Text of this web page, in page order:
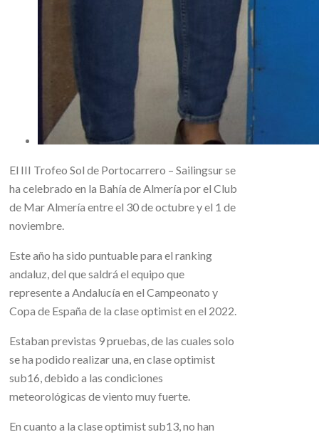
El III Trofeo Sol de Portocarrero – Sailingsur se
ha celebrado en la Bahía de Almería por el Club
de Mar Almería entre el 30 de octubre y el 1 de
noviembre.
Este año ha sido puntuable para el ranking
andaluz, del que saldrá el equipo que
represente a Andalucía en el Campeonato y
Copa de España de la clase optimist en el 2022.
Estaban previstas 9 pruebas, de las cuales solo
se ha podido realizar una, en clase optimist
sub16, debido a las condiciones
meteorológicas de viento muy fuerte.
En cuanto a la clase optimist sub13, no han